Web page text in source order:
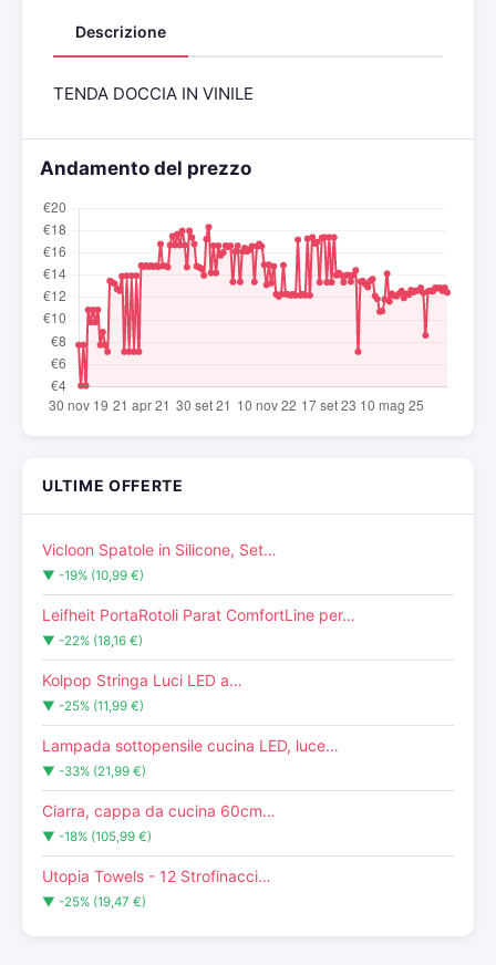
Descrizione
TENDA DOCCIA IN VINILE
Andamento del prezzo
ULTIME OFFERTE
Vicloon Spatole in Silicone, Set…
▼ -19% (10,99 €)
Leifheit PortaRotoli Parat ComfortLine per…
▼ -22% (18,16 €)
Kolpop Stringa Luci LED a…
▼ -25% (11,99 €)
Lampada sottopensile cucina LED, luce…
▼ -33% (21,99 €)
Ciarra, cappa da cucina 60cm…
▼ -18% (105,99 €)
Utopia Towels - 12 Strofinacci…
▼ -25% (19,47 €)